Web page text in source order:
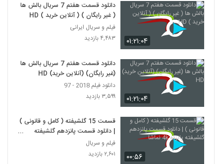
۰۱:۲۱:۰۴
دانلود قسمت هفتم 7 سریال بالش ها
( غیر رایگان ) ( آنلاین خرید ) HD
فیلم و سریال ایرانی
۴,۴۸۳ بازدید
۰۱:۲۱:۰۴
دانلود قسمت هفتم 7 سریال بالش ها
(غیر رایگان) (آنلاین خرید) HD
دانلود فیلم 2018 - 97
۳,۵۹۹ بازدید
۰۰:۵۶
قسمت 15 گلشیفته ( کامل و قانونی )
| دانلود قسمت پانزدهم گلشیفته
پانزده 4k نماشا
فیلم و سریال
۲,۶۰۱ بازدید